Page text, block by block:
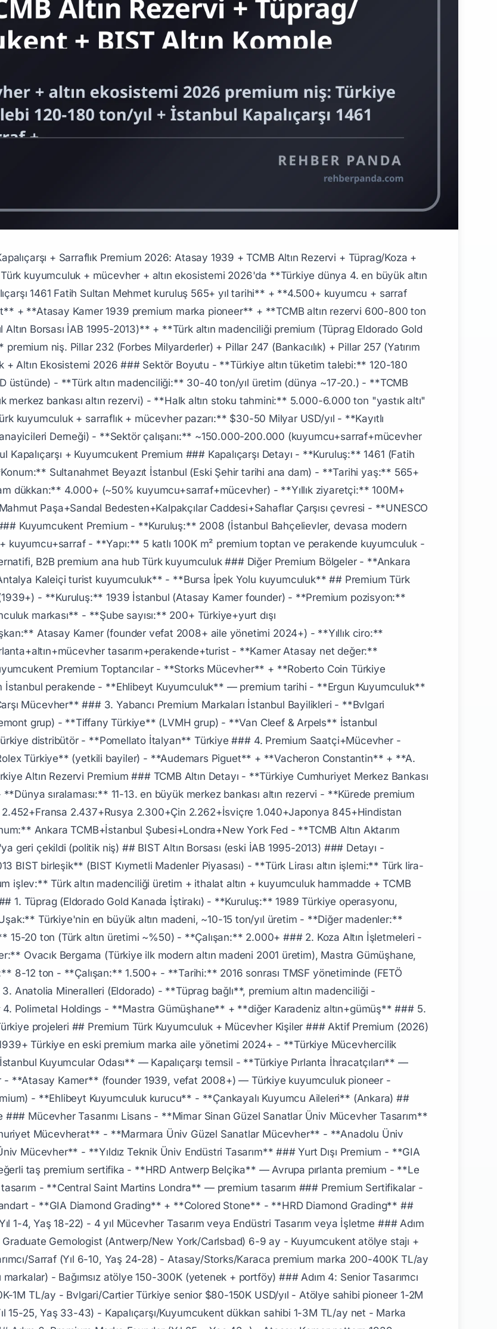
- **Patek Philippe Türkiye** (Bezar/distribütör) - **Rolex Türkiye** (yetkili bayiler) - **Audemars Piguet** + **Vacheron Constantin** + **A. Lange & Söhne** premium İstanbul ## TCMB + Türkiye Altın Rezervi Premium ### TCMB Altın Detayı - **Türkiye Cumhuriyet Merkez Bankası altın rezervi:** 600-800 ton (2024+ dalgalanma) - **Dünya sıralaması:** 11-13. en büyük merkez bankası altın rezervi - **Kürede premium konum:** ABD 8.133 ton 1.+Almanya 3.350+İtalya 2.452+Fransa 2.437+Rusya 2.300+Çin 2.262+İsviçre 1.040+Japonya 845+Hindistan 800+Hollanda 612+TCMB 600-800 - **Rezerv konum:** Ankara TCMB+İstanbul Şubesi+Londra+New York Fed - **TCMB Altın Aktarım 2018-2019:** ~20-30 ton ABD/Londra'dan Ankara'ya geri çekildi (politik niş) ## BIST Altın Borsası (eski İAB 1995-2013) ### Detayı - **İstanbul Altın Borsası İAB 1995 kuruluş** → **2013 BIST birleşik** (BIST Kıymetli Madenler Piyasası) - **Türk Lirası altın işlemi:** Türk lira-bazlı premium altın spot+vadeli işlemler - **Premium işlev:** Türk altın madenciliği üretim + ithalat altın + kuyumculuk hammadde + TCMB altın yönetimi ## Türk Altın Madenciliği Premium ### 1. Tüprag (Eldorado Gold Kanada İştirakı) - **Kuruluş:** 1989 Türkiye operasyonu, Eldorado Gold Kanada %100 - **Kışladağ Madeni Uşak:** Türkiye'nin en büyük altın madeni, ~10-15 ton/yıl üretim - **Diğer madenler:** Efemçukuru İzmir, Olympias İzmir - **Yıllık üretim:** 15-20 ton (Türk altın üretimi ~%50) - **Çalışan:** 2.000+ ### 2. Koza Altın İşletmeleri - **Kuruluş:** 2005 (Koza İpek Holding) - **Madenler:** Ovacık Bergama (Türkiye ilk modern altın madeni 2001 üretim), Mastra Gümüşhane, Kaymaz Eskişehir, Çukuralan İzmir - **Yıllık üretim:** 8-12 ton - **Çalışan:** 1.500+ - **Tarihi:** 2016 sonrası TMSF yönetiminde (FETÖ darbe girişimi soruşturması Pillar 255 entegre) ### 3. Anatolia Mineralleri (Eldorado) - **Tüprag bağlı**, premium altın madenciliği - **Çukuralan İzmir** + **Olympias** premium ### 4. Polimetal Holdings - **Mastra Gümüşhane** + **diğer Karadeniz altın+gümüş** ### 5. Gold Mountain Mining (Eldorado) - Eldorado Gold Türkiye projeleri ## Premium Türk Kuyumculuk + Mücevher Kişiler ### Aktif Premium (2026) - **Atasay Kamer Ailesi** — Atasay Kuyumculuk 1939+ Türkiye en eski premium marka aile yönetimi 2024+ - **Türkiye Mücevhercilik Sanayicileri Derneği (TMSD)** — sektör odası - **İstanbul Kuyumcular Odası** — Kapalıçarşı temsil - **Türkiye Pırlanta İhracatçıları** — Pırlanta ihracat dünya pazarı ### Tarihi Pioneer'lar - **Atasay Kamer** (founder 1939, vefat 2008+) — Türkiye kuyumculuk pioneer - **Storks Mücevher kurucu** (1960s+ İstanbul premium) - **Ehlibeyt Kuyumculuk kurucu** - **Çankayalı Kuyumcu Aileleri** (Ankara) ## Premium Türk Üniversiteler — Kuyumculuk Pipeline ### Mücevher Tasarımı Lisans - **Mimar Sinan Güzel Sanatlar Üniv Mücevher Tasarım** — Türkiye lider - **İstanbul Üniv Cerrahpaşa Cümhuriyet Mücevherat** - **Marmara Üniv Güzel Sanatlar Mücevher** - **Anadolu Üniv Mücevher Tasarım Eskişehir** - **İstanbul Aydın Üniv Mücevher** - **Yıldız Teknik Üniv Endüstri Tasarım** ### Yurt Dışı Premium - **GIA (Gemological Institute of America)** — pırlanta+değerli taş premium sertifika - **HRD Antwerp Belçika** — Avrupa pırlanta premium - **Le Arti Orafe Floransa İtalya** — premium mücevher tasarım - **Central Saint Martins Londra** — premium tasarım ### Premium Sertifikalar - **GIA Graduate Gemologist (GG)** — premium standart - **GIA Diamond Grading** + **Colored Stone** - **HRD Diamond Grading** ## Türk Kuyumculuk Yol Haritası ### Adım 1: Lisans (Yıl 1-4, Yaş 18-22) - 4 yıl Mücevher Tasarım veya Endüstri Tasarım veya İşletme ### Adım 2: GIA Sertifika + Atölye (Yıl 4-6, Yaş 22-24) - GIA Graduate Gemologist (Antwerp/New York/Carlsbad) 6-9 ay - Kuyumcukent atölye stajı + premium marka asistanlık ### Adım 3: Junior Tasarımcı/Sarraf (Yıl 6-10, Yaş 24-28) - Atasay/Storks/Karaca premium marka 200-400K TL/ay - Bvlgari/Cartier Türkiye 350-600K TL/ay (yabancı markalar) - Bağımsız atölye 150-300K (yetenek + portföy) ### Adım 4: Senior Tasarımcı (Yıl 10-15, Yaş 28-33) - Premium marka senior 500K-1M TL/ay - Bvlgari/Cartier Türkiye senior $80-150K USD/yıl - Atölye sahibi pioneer 1-2M TL/ay ### Adım 5: Kuyumculuk İşletmesi Sahibi (Yıl 15-25, Yaş 33-43) - Kapalıçarşı/Kuyumcukent dükkan sahibi 1-3M TL/ay net - Marka sahibi (kendi marka kurma) 2-5M TL/ay+yatırım ### Adım 6: Premium Marka Founder (Yıl 25+, Yaş 43+) - Atasay Kamer pattern 1939+ pioneer net değer $200M-1B Pillar 232 - Roberto Coin Türkiye distribütör+franchise - Türkiye en büyük 10 kuyumculuk markası founder $50-200M USD net değer ## Türk Kuyumculuk + Mücevher Maaş Bandı 2026 | Pozisyon | Türk Premium | Yurt Dışı/Yabancı Marka | |----------|---------------|--------------------------| | Junior Tasarımcı/Sarraf | 200-400K TL/ay | $50-80K USD/yıl | | Senior Tasarımcı | 500K-1M TL/ay | $80-150K USD/yıl | | Atölye Yönetici | 800K-1.5M TL/ay | $120-200K USD/yıl | | Brand Manager (Bvlgari/Cartier Türkiye) | 1-2M TL/ay | $150-250K USD/yıl | | Premium İşletme Sahibi (Kapalıçarşı/Kuyumcukent) | 1-3M TL/ay net | — | | Marka Founder | 2-5M TL/ay + yatırım | — | | Atasay/Storks Pattern Aile | $200M-1B USD net değer Pillar 232 | — | ## Pillar 232 Forbes Milyarderler + Pillar 247 Bankacılık + Pillar 257 BIST + Pillar 240 Sağlık Turizmi → Kuyumculuk Cross-Functional | Geçiş | Örnek | |-------|-------| | Forbes Milyarderler (Pillar 232) → Kuyumculuk | Atasay Kamer ailesi+pırlanta+mücevher pioneer net değer $200M-1B | | Bankacılık (Pillar 247) → Altın+TCMB | TCMB 600-800 ton altın rezervi+altın bazlı kredi+mevduat ürünleri+İş+Garanti+Akbank | | BIST (Pillar 257) → BIST Altın | BIST Kıymetli Madenler Piyasası eski İAB 1995-2013 birleşik altın spot+vadeli | | Sağlık Turizmi (Pillar 240) → Mücevher Turizm | Yıllık 80M+ yabancı turist Pillar 256 + Kapalıçarşı 100M+ ziyaretçi premium turist mücevher pazarı | ## SSS **S: Türkiye altın tüketimi dünya kaçıncı?** **C:** **Türkiye dünya 4. en büyük altın tüketim pazarı 120-180 ton/yıl** (sadece Çin+Hindistan+ABD üstünde). **Halk altın stoku tahmini 5.000-6.000 ton "yastık altı" — dünyanın en büyüğü Türk altın kültürü**. **Türk altın madenciliği üretim 30-40 ton/yıl** (Tüprag Kışladağ+Koza Altın+Anatolia premium madenler). **S: İstanbul